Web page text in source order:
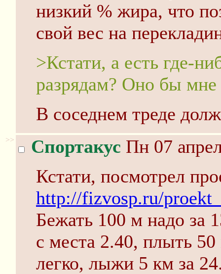
низкий % жира, что
свой вес на
>Кстати, а есть где-
разрядам? Оно бы мне
В соседнем треде
>> Спортакус Пн 07
Кстати, посмотрел
http://fizvosp.ru/
Бежать 100 м надо за
с места 2.40, плыть
легко, лыжи 5 км за